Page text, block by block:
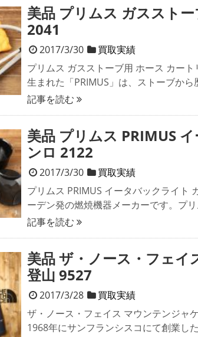
美品 プリムス ガススト
2041
2017/3/30
買取実績
プリムス ガスストーブ用 ホース カー
生まれた「PRIMUS」は、ストーブか
記事を読む
美品 プリムス PRIMUS
ンロ 2122
2017/3/30
買取実績
プリムス PRIMUS イータバックライト
ーデン発の燃焼機器メーカーです。プ
記事を読む
美品 ザ・ノース・フェイ
登山 9527
2017/3/28
買取実績
ザ・ノース・フェイス マウンテンジャ
1968年にサンフランシスコにて創業し